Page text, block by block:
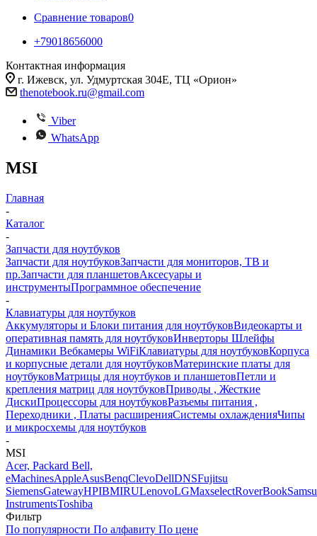
Сравнение товаров0
+79018656000
Контактная информация
г. Ижевск, ул. Удмуртская 304Е, ТЦ «Орион»
thenotebook.ru@gmail.com
Viber
WhatsApp
MSI
Главная
-
Каталог
-
Запчасти для ноутбуков
Запчасти для ноутбуковЗапчасти для мониторов, ТВ и
пр.Запчасти для планшетовАксесуары и
инструментыПрограммное обеспечение
-
Клавиатуры для ноутбуков
Аккумуляторы и Блоки питания для ноутбуковВидеокарты и
оперативная память для ноутбуковИнверторы Шлейфы
Динамики Вебкамеры WiFiКлавиатуры для ноутбуковКорпуса
и корпусные детали для ноутбуковМатеринские платы для
ноутбуковМатрицы для ноутбуков и планшетовПетли и
крепления матриц для ноутбуковПриводы , Жесткие
ДискиПроцессоры для ноутбуковРазъемы питания ,
Переходники , Платы расширенияСистемы охлажденияЧипы
и микросхемы для ноутбуков
-
MSI
Acer, Packard Bell,
eMachinesAppleAsusBenqClevoDellDNSFujitsu
SiemensGatewayHPIBMIRULenovoLGMaxselectRoverBook
InstrumentsToshiba
Фильтр
По популярности По алфавиту По цене